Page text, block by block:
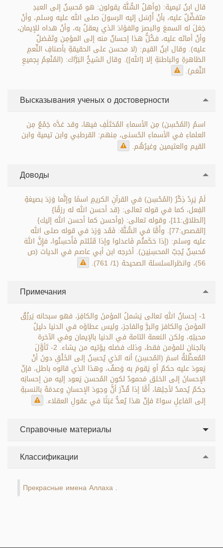
قال ابنُ تيمية: (وأهلُ السُّنَّة يقولون: هو مُحسِنٌ إلى العبدِ
متفضِّلٌ عليه، بأنْ أَرْسَل إليه الرسولَ صلى الله عليه وسلم، وأنْ
جَعَلَ له السمعَ والبصرَ والفؤادَ الذي يعقلُ به، وأنْ هداه للإيمان،
وأنْ أماتَه عليه، فكُلُّ هذا إحسانٌ منه إلى المؤمِن وتَفَضلٌ
عليه). وقال ابنُ القيم: (لا محسن على الحقيقةِ بأصنافِ النِّعمِ
الظاهرةِ والباطنةِ إلا [الله]). وقال الشيخُ البَرَّاك: (المُنْعِمُ بِجميعِ
النِّعَم).
Высказывания ученых о достоверности
اسمُ (المُحْسِن) مِن الأسماءِ المُختَلَفِ فيها، وقد عَدَّه جَمْعٌ مِن
العلماءِ في الأسماءِ الحُسنى، مِنهم: القرطبي وابن تيمية وابن
القيم والعثيمين وغيرُهُم.
Доводы
لَمْ يَرِدْ ذِكْرُ (المُحْسِن) في القرآنِ الكريمِ اسمًا وإنَّما وَرَدَ بصيغةِ
الفِعل، كما في قوله تعالى: {قد أحسن الله له رزقًا}
[الطلاق:11]، وقوله تعالى: {وأحسن كما أحسن الله إليك}
[القصص:77]. وأَمَّا في السُّنَّة: فَقَد وَرَدَ في قوله صلى الله
عليه وسلم: (إذا حَكَمتُم فَاعدلوا وإذا قَتَلتم فَأَحسِنُوا، فإِنَّ اللهَ
مُحسِنٌ يُحِبّ المحسِنِين). أخرجه ابن أبي عاصم في الديات (ص
56)، وانظرالسلسلة الصحيحة (1/ 761).
Примечания
1- إحسانُ اللهِ تعالى يَشملُ المؤمنَ والكافِرَ، فهو سبحانه يَرزُقُ
المؤمنَ والكافرَ والبرَّ والفاجرَ، وليس عطاؤه في الدنيا دليلُ
محبتِهِ، ولكن النعمة التامة في الدنيا بالإيمان وفي الآخرة
بالجنان للمؤمن فقط، وذلك فضله يؤتيه من يشاء. 2- تَأوَّلَ
المُعطِّلةُ اسمَ (المُحسِن) أنه الذي يُحسِنُ إلى الخَلْقِ دونَ أنْ
يَعودَ عليه حكمٌ أو يَقومَ به وَصفٌ، وهذا الذي قالوه باطل، فإنّ
الإحسانَ إلى الخلق مَحمودٌ لكونِ المُحسن يَعود إليه من إحسانِه
حِكمٌ يُحمدُ لأجلِها، أَمَّا إذا قُدِّرَ أنَّ وجودَ الإحسانِ وعدمَهُ بالنسبةِ
إلى الفاعِلِ سواءٌ فإنّ هذا يُعدُّ عَبَثًا في عقولِ العقلاء.
Справочные материалы
Классификации
Прекрасные имена Аллаха